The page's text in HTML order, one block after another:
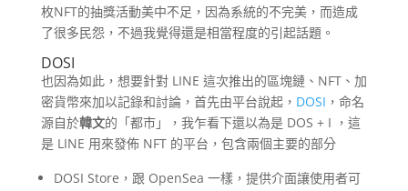
枚NFT的抽獎活動美中不足，因為系統的不完美，而造成
了很多民怨，不過我覺得還是相當程度的引起話題。
DOSI
也因為如此，想要針對 LINE 這次推出的區塊鏈、NFT、加
密貨幣來加以記錄和討論，首先由平台說起， DOSI ，命名
源自於韓文的「都市」，我乍看下還以為是 DOS + I ，這
是 LINE 用來發佈 NFT 的平台，包含兩個主要的部分
DOSI Store，跟 OpenSea 一樣，提供介面讓使用者可